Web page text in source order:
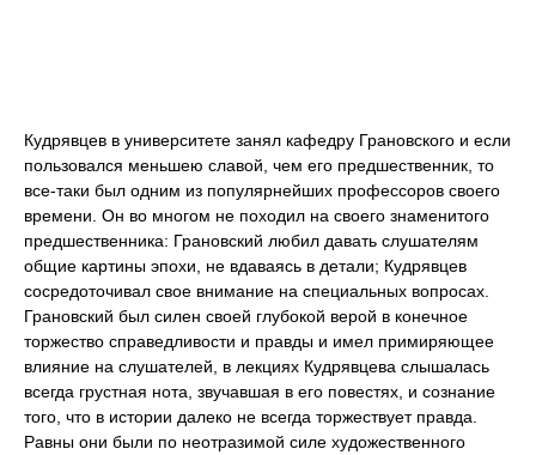
Кудрявцев в университете занял кафедру Грановского и если
пользовался меньшею славой, чем его предшественник, то
все-таки был одним из популярнейших профессоров своего
времени. Он во многом не походил на своего знаменитого
предшественника: Грановский любил давать слушателям
общие картины эпохи, не вдаваясь в детали; Кудрявцев
сосредоточивал свое внимание на специальных вопросах.
Грановский был силен своей глубокой верой в конечное
торжество справедливости и правды и имел примиряющее
влияние на слушателей, в лекциях Кудрявцева слышалась
всегда грустная нота, звучавшая в его повестях, и сознание
того, что в истории далеко не всегда торжествует правда.
Равны они были по неотразимой силе художественного